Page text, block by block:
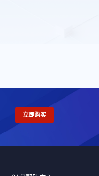
立即购买